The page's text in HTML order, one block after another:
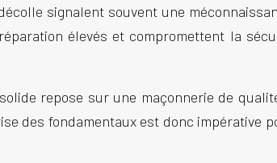
signalent souvent une
élevés et compromettent la
repose sur une maçonnerie de
des fondamentaux est donc